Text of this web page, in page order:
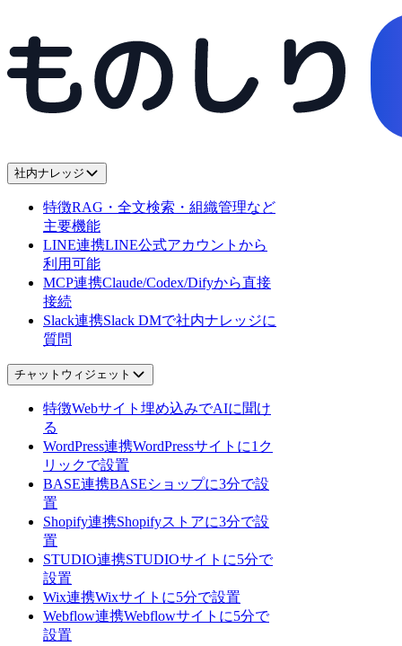
社内ナレッジ
特徴RAG・全文検索・組織管理など
主要機能
LINE連携LINE公式アカウントから
利用可能
MCP連携Claude/Codex/Difyから直接
接続
Slack連携Slack DMで社内ナレッジに
質問
チャットウィジェット
特徴Webサイト埋め込みでAIに聞け
る
WordPress連携WordPressサイトに1ク
リックで設置
BASE連携BASEショップに3分で設
置
Shopify連携Shopifyストアに3分で設
置
STUDIO連携STUDIOサイトに5分で
設置
Wix連携Wixサイトに5分で設置
Webflow連携Webflowサイトに5分で
設置